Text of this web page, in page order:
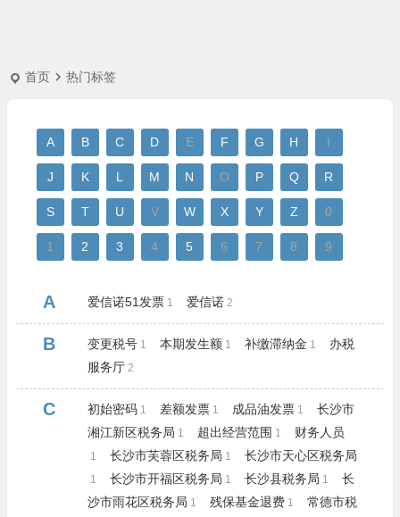
首页 热门标签
A B C D E F G H I
J K L M N O P Q R
S T U V W X Y Z 0
1 2 3 4 5 6 7 8 9
A 爱信诺51发票 1 爱信诺 2
B 变更税号 1 本期发生额 1 补缴滞纳金 1
办税
服务厅 2
C 初始密码 1 差额发票 1 成品油发票 1
长沙市
湘江新区税务局 1 超出经营范围 1 财务人员
1 长沙市芙蓉区税务局 1 长沙市天心区税务局
1 长沙市开福区税务局 1 长沙县税务局 1
长
沙市雨花区税务局 1 残保基金退费 1
常德市税